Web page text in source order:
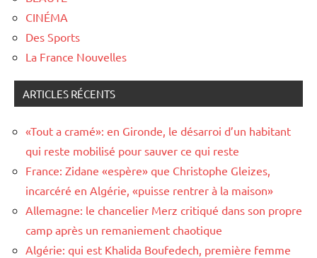
CINÉMA
Des Sports
La France Nouvelles
ARTICLES RÉCENTS
«Tout a cramé»: en Gironde, le désarroi d’un habitant
qui reste mobilisé pour sauver ce qui reste
France: Zidane «espère» que Christophe Gleizes,
incarcéré en Algérie, «puisse rentrer à la maison»
Allemagne: le chancelier Merz critiqué dans son propre
camp après un remaniement chaotique
Algérie: qui est Khalida Boufedech, première femme